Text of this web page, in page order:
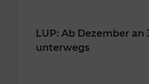
LUP: Ab Dezember an
unterwegs